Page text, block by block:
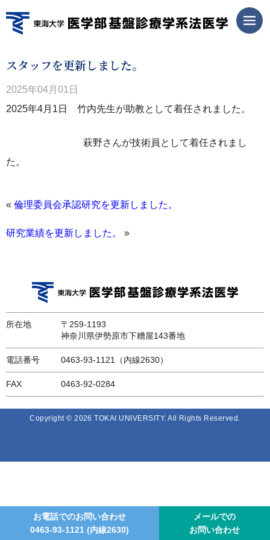
スタッフを更新しました。
2025年04月01日
2025年4月1日 竹内先生が助教として着任されました。
萩野さんが技術員として着任されまし
た。
« 倫理委員会承認研究を更新しました。
研究業績を更新しました。 »
所在地
〒259-1193
神奈川県伊勢原市下糟屋143番地
電話番号 0463-93-1121（内線2630）
FAX 0463-92-0284
お電話でのお問い合わせ
0463-93-1121 (内線2630)
メールでの
お問い合わせ
Copyright © 2026 TOKAI UNIVERSITY. All Rights Reserved.